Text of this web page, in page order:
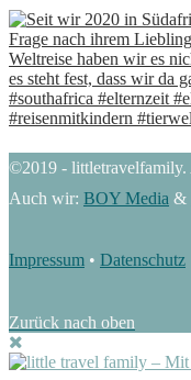
©2019 - littletravelfamily.
Auch wir: BOY Media &
Impressum • Datenschutz
Zurück nach oben